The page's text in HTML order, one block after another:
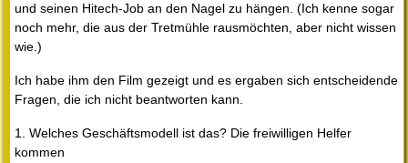
und seinen Hitech-Job an den Nagel zu hängen. (Ich kenne sogar
noch mehr, die aus der Tretmühle rausmöchten, aber nicht wissen
wie.)
Ich habe ihm den Film gezeigt und es ergaben sich entscheidende
Fragen, die ich nicht beantworten kann.
1. Welches Geschäftsmodell ist das? Die freiwilligen Helfer
kommen